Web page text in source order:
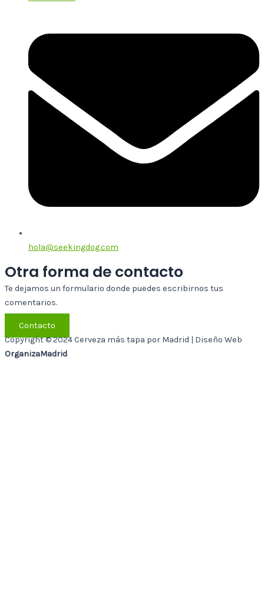
hola@seekingdog.com
Otra forma de contacto
Te dejamos un formulario donde puedes escribirnos tus
comentarios.
Contacto
Copyright © 2024 Cerveza más tapa por Madrid | Diseño Web
OrganizaMadrid